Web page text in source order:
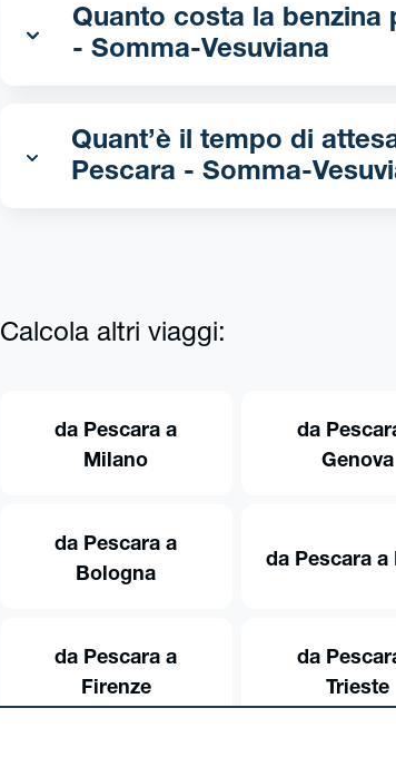
Quanto costa la benzina per
- Somma-Vesuviana
Quant’è il tempo di
Pescara - Somma-
Calcola altri viaggi:
da Pescara a
Milano
da
Genova
da Pescara a
Bologna
da Pescara a
da Pescara a
Firenze
da
Trieste